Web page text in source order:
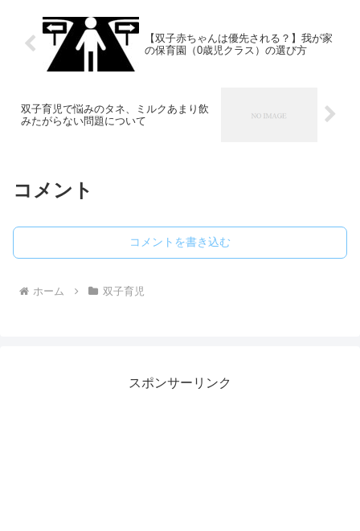
【双子赤ちゃんは優先される？】我が家
の保育園（0歳児クラス）の選び方
双子育児で悩みのタネ、ミルクあまり飲
みたがらない問題について
コメント
コメントを書き込む
ホーム 双子育児
スポンサーリンク